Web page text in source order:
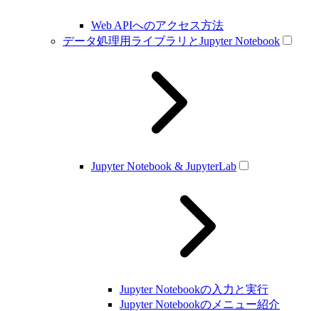
Web APIへのアクセス方法
データ処理用ライブラリとJupyter Notebook
Jupyter Notebook & JupyterLab
Jupyter Notebookの入力と実行
Jupyter Notebookのメニュー紹介